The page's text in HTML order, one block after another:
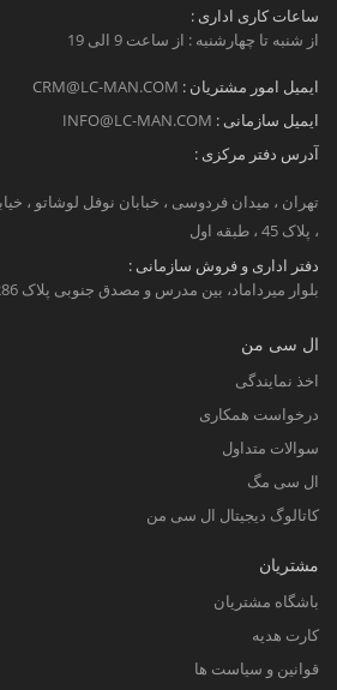
ساعات کاری اداری :
از شنبه تا چهارشنبه : از ساعت 9 الی 19
ایمیل امور مشتریان : CRM@LC-MAN.COM
ایمیل سازمانی : INFO@LC-MAN.COM
آدرس دفتر مرکزی :
تهران ، میدان فردوسی ، خبابان نوفل لوشاتو ،
، پلاک 45 ، طبقه اول
دفتر اداری و فروش سازمانی :
بلوار میرداماد، بین مدرس و مصدق جنوبی پلاک 286 طبقه اول
ال سی من
اخذ نمایندگی
درخواست همکاری
سوالات متداول
ال سی مگ
کاتالوگ دیجیتال ال سی من
مشتریان
باشگاه مشتریان
کارت هدیه
قوانین و سیاست ها